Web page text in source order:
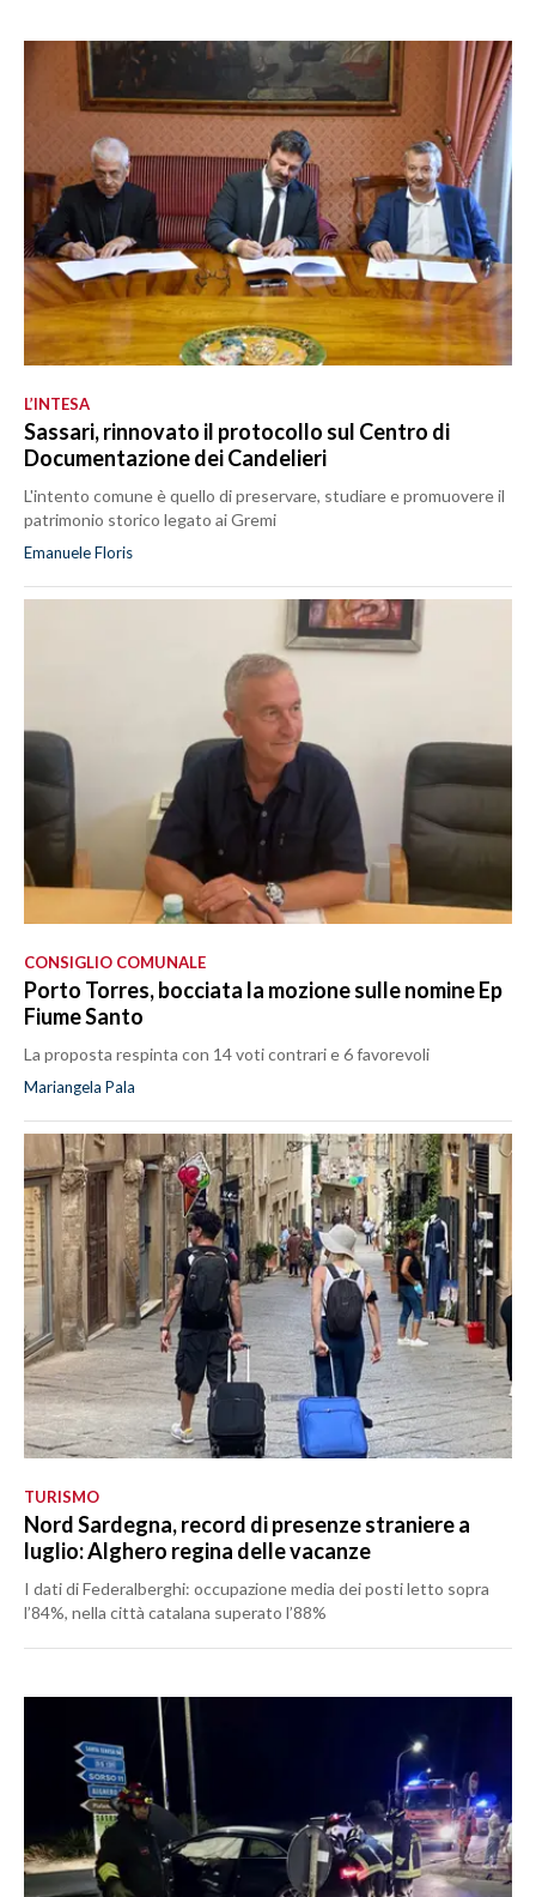
L’INTESA
Sassari, rinnovato il protocollo sul Centro di
Documentazione dei Candelieri
L'intento comune è quello di preservare, studiare e promuovere il
patrimonio storico legato ai Gremi
Emanuele Floris
CONSIGLIO COMUNALE
Porto Torres, bocciata la mozione sulle nomine Ep
Fiume Santo
La proposta respinta con 14 voti contrari e 6 favorevoli
Mariangela Pala
TURISMO
Nord Sardegna, record di presenze straniere a
luglio: Alghero regina delle vacanze
I dati di Federalberghi: occupazione media dei posti letto sopra
l’84%, nella città catalana superato l’88%